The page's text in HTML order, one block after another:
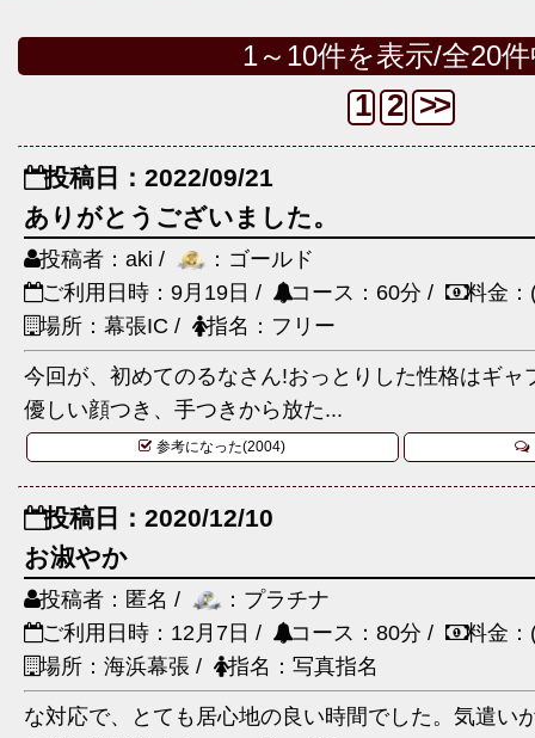
1～10件を表示/全20
1 2 >>
投稿日：2022/09/21
ありがとうございました。
投稿者：aki /
：ゴールド
ご利用日時：9月19日 /
コース：60分 /
料金
場所：幕張IC /
指名：フリー
今回が、初めてのるなさん!おっとりした性格はギャ
優しい顔つき、手つきから放た...
参考になった(2004)
投稿日：2020/12/10
お淑やか
投稿者：匿名 /
：プラチナ
ご利用日時：12月7日 /
コース：80分 /
料金
場所：海浜幕張 /
指名：写真指名
な対応で、とても居心地の良い時間でした。気遣い